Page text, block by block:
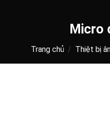
Micro
Trang chủ / Thiệt bị